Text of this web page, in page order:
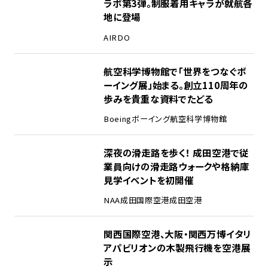
ラボ第3弾。制服着用キャラが就航各
地に登場
AIRDO
航空科学博物館で「世界をつなぐボ
ーイング展」始まる。創立110周年の
歩みを貴重な資料でたどる
Boeingボーイング航空科学博物館
深夜の滑走路を歩く！ 成田空港で従
業員向けの滑走路ウォークや格納庫
見学イベントを初開催
NAA成田国際空港成田空港
関西国際空港、大阪・関西万博イタリ
アパビリオンの木製飛行機を空港展
示